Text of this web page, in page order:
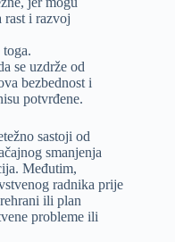
rast i razvoj
se uzdrže od
bezbednost i
potvrđene.
sastoji od
smanjenja
Međutim,
radnika prije
ili plan
probleme ili